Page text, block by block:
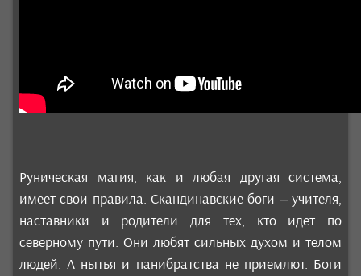
Руническая магия, как и любая другая система,
имеет свои правила. Скандинавские боги – учителя,
наставники и родители для тех, кто идёт по
северному пути. Они любят сильных духом и телом
людей. А нытья и панибратства не приемлют. Боги